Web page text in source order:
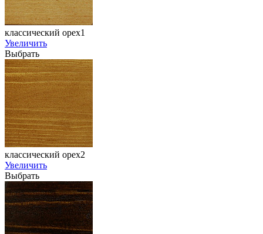
классический орех1
Увеличить
Выбрать
классический орех2
Увеличить
Выбрать